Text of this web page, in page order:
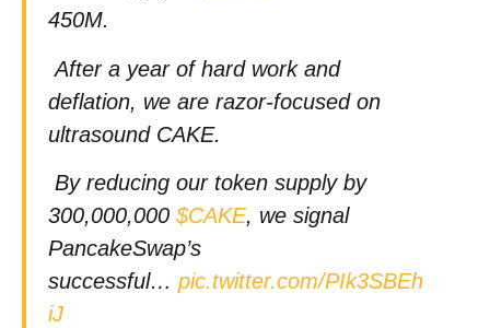
450M.
After a year of hard work and
deflation, we are razor-focused on
ultrasound CAKE.
By reducing our token supply by
300,000,000 $CAKE, we signal
PancakeSwap’s
successful… pic.twitter.com/PIk3SBEh
iJ